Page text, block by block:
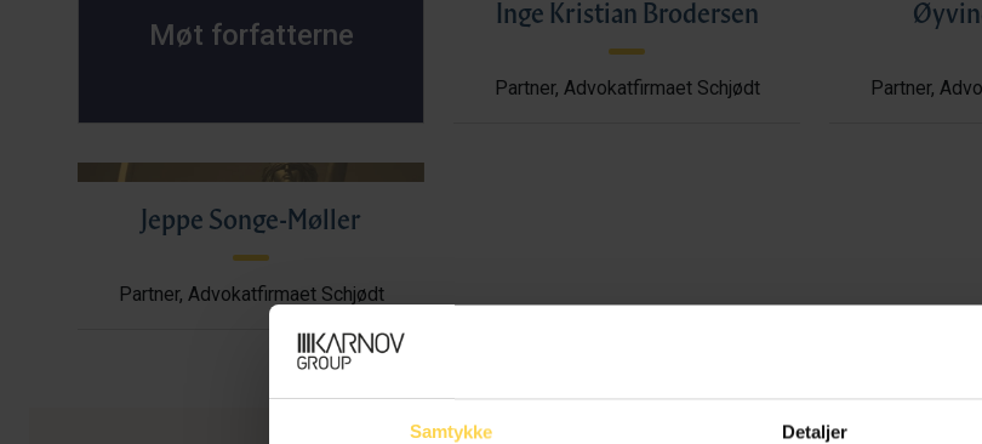
Samtykke Detaljer
Møt forfatterne
Inge Kristian Brodersen
Partner, Advokatfirmaet Schjødt Partner,
Jeppe Songe-Møller
Partner, Advokatfirmaet Schjødt